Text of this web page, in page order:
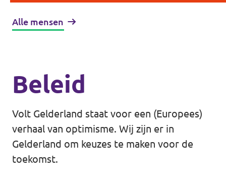
Alle mensen
Beleid
Volt Gelderland staat voor een (Europees)
verhaal van optimisme. Wij zijn er in
Gelderland om keuzes te maken voor de
toekomst.